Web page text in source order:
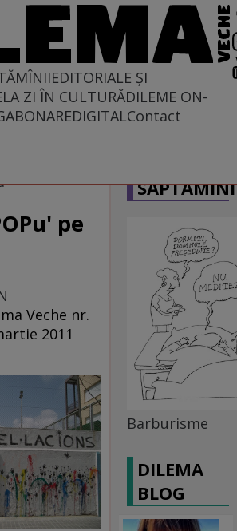
EDITORIALE ȘI
LA ZI ÎN CULTURĂDILEME ON-
ABONAREDIGITALContact
pe
Veche nr.
2011
Barburisme
DILEMA
BLOG